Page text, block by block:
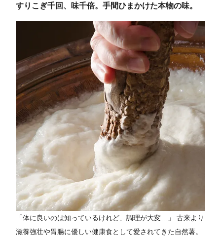
すりこぎ千回、味千倍。手間ひまかけた本物の味。
「体に良いのは知っているけれど、調理が大変…」 古来より
滋養強壮や胃腸に優しい健康食として愛されてきた自然薯。